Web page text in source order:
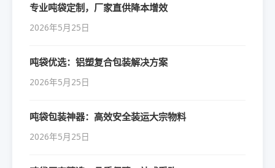
专业吨袋定制，厂家直供降本增效
2026年5月25日
吨袋优选：铝塑复合包装解决方案
2026年5月25日
吨袋包装神器：高效安全装运大宗物料
2026年5月25日